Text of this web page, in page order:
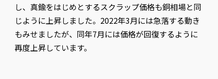
し、真鍮をはじめとするスクラップ価格も銅相場と同
じように上昇しました。2022年3月には急落する動き
もみせましたが、同年7月には価格が回復するように
再度上昇しています。